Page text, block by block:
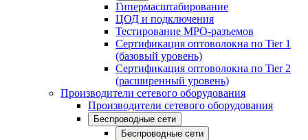
Гипермасштабирование
ЦОД и подключения
Тестирование МРО-разъемов
Сертификация оптоволокна по Tier 1
(базовый уровень)
Сертификация оптоволокна по Tier 2
(расширенный уровень)
Производители сетевого оборудования
Производители сетевого оборудования
Беспроводные сети
Беспроводные сети